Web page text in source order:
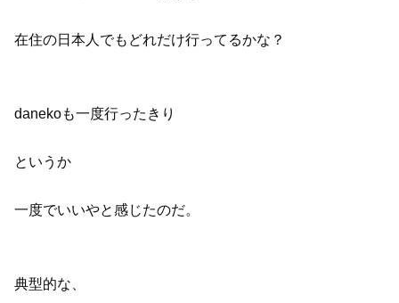
在住の日本人でもどれだけ行ってるかな？
danekoも一度行ったきり
というか
一度でいいやと感じたのだ。
典型的な、